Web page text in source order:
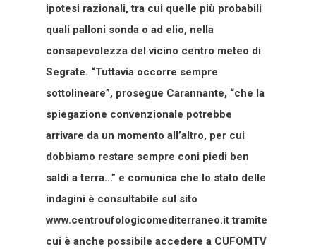
ipotesi razionali, tra cui quelle più probabili
quali palloni sonda o ad elio, nella
consapevolezza del vicino centro meteo di
Segrate. “Tuttavia occorre sempre
sottolineare”, prosegue Carannante, “che la
spiegazione convenzionale potrebbe
arrivare da un momento all’altro, per cui
dobbiamo restare sempre coni piedi ben
saldi a terra…” e comunica che lo stato delle
indagini è consultabile sul sito
www.centroufologicomediterraneo.it tramite
cui è anche possibile accedere a CUFOMTV